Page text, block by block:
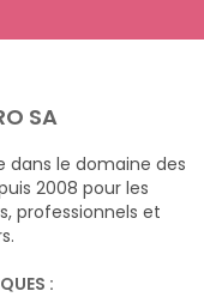
SA
dans le domaine des
2008 pour les
professionnels et
: